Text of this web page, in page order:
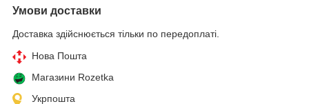
Умови доставки
Доставка здійснюється тільки по передоплаті.
Нова Пошта
Магазини Rozetka
Укрпошта